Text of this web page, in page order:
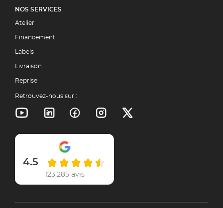
NOS SERVICES
Atelier
Financement
Labels
Livraison
Reprise
Retrouvez-nous sur :
4.5
123,285 avis